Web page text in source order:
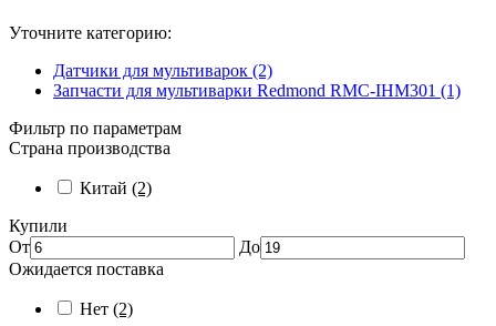
Уточните категорию:
Датчики для мультиварок (2)
Запчасти для мультиварки Redmond RMC-IHM301 (1)
Фильтр по параметрам
Страна производства
Китай (2)
Купили
От
До
Ожидается поставка
Нет (2)